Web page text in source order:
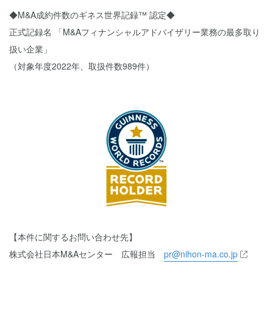
◆M&A成約件数のギネス世界記録™ 認定◆
正式記録名 「M&Aフィナンシャルアドバイザリー業務の最多取り
扱い企業」
（対象年度2022年、取扱件数989件）
【本件に関するお問い合わせ先】
株式会社日本M&Aセンター 広報担当 pr@nihon-ma.co.jp